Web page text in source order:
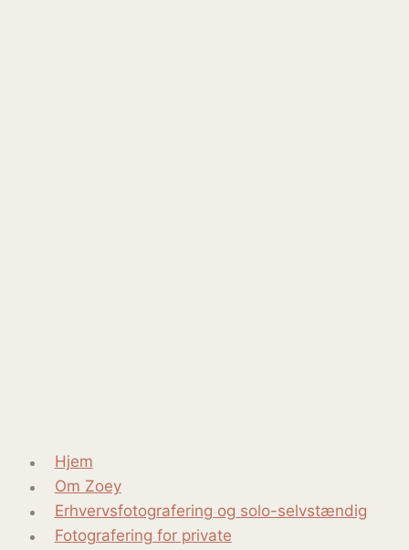
Hjem
Om Zoey
Erhvervsfotografering og solo-selvstændig
Fotografering for private